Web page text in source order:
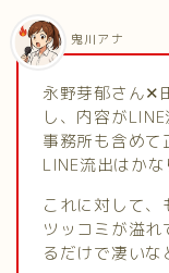
永野芽郁さん✕
し、内容が
事務所も含めて
LINE流出はかな
これに対して
ツッコミが溢
るだけで凄いな
鬼川アナ